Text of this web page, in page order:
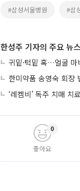
#삼성서울병원 #삼
한성주 기자의 주요 뉴스
귀밑·턱밑 혹…얼굴 마
한미약품 송영숙 회장
‘레켐비’ 독주 치매
좋아요
0